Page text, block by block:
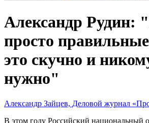
Александр Рудин:
просто
это скучно и
нужно"
Александр Зайцев, Деловой журнал
В этом году Российский национальный